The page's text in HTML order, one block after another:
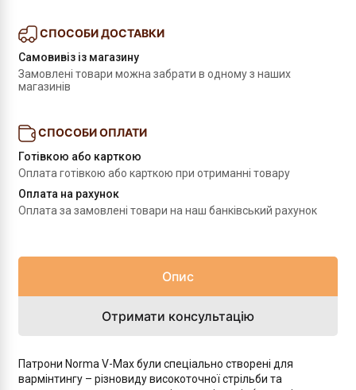
СПОСОБИ ДОСТАВКИ
Самовивіз із магазину
Замовлені товари можна забрати в одному з наших
магазинів
СПОСОБИ ОПЛАТИ
Готівкою або карткою
Оплата готівкою або карткою при отриманні товару
Оплата на рахунок
Оплата за замовлені товари на наш банківський рахунок
Опис
Отримати консультацію
Патрони Norma V-Max були спеціально створені для
вармінтингу – різновиду високоточної стрільби та